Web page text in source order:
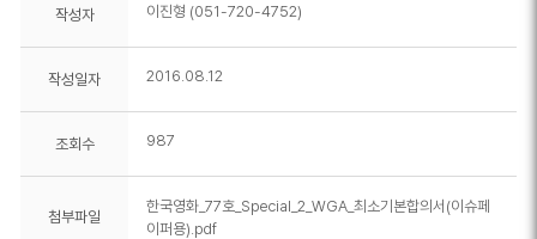
작성자 이진형 (051-720-4752)
작성일자 2016.08.12
조회수 987
첨부파일
한국영화_77호_Special_2_WGA_최소기본합의서(이슈페
이퍼용).pdf